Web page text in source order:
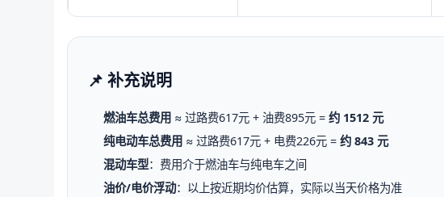
📌 补充说明
燃油车总费用 ≈ 过路费617元 + 油费895元 =约 1512 元
纯电动车总费用 ≈ 过路费617元 + 电费226元 =约 843 元
混动车型：费用介于燃油车与纯电车之间
油价/电价浮动：以上按近期均价估算，实际以当天价格为准